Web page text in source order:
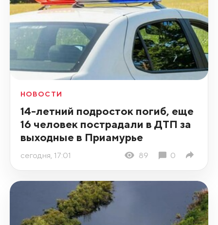
НОВОСТИ
14-летний подросток погиб, еще
16 человек пострадали в ДТП за
выходные в Приамурье
сегодня, 17:01 89 0